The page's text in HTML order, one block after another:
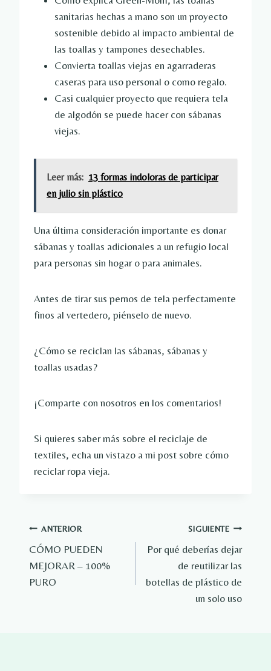
sanitarias hechas a mano son un proyecto
sostenible debido al impacto ambiental de
las toallas y tampones desechables.
Convierta toallas viejas en agarraderas
caseras para uso personal o como regalo.
Casi cualquier proyecto que requiera tela
de algodón se puede hacer con sábanas
viejas.
Leer más: 13 formas indoloras de participar
en julio sin plástico
Una última consideración importante es donar
sábanas y toallas adicionales a un refugio local
para personas sin hogar o para animales.
Antes de tirar sus pernos de tela perfectamente
finos al vertedero, piénselo de nuevo.
¿Cómo se reciclan las sábanas, sábanas y
toallas usadas?
¡Comparte con nosotros en los comentarios!
Si quieres saber más sobre el reciclaje de
textiles, echa un vistazo a mi post sobre cómo
reciclar ropa vieja.
Navegación
de
entradas
ANTERIOR
CÓMO PUEDEN
MEJORAR – 100%
PURO
SIGUIENTE
Por qué deberías dejar
de reutilizar las
botellas de plástico de
un solo uso